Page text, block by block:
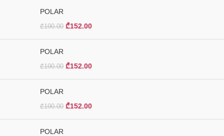
POLAR
₾190.00 ₾152.00
POLAR
₾190.00 ₾152.00
POLAR
₾190.00 ₾152.00
POLAR